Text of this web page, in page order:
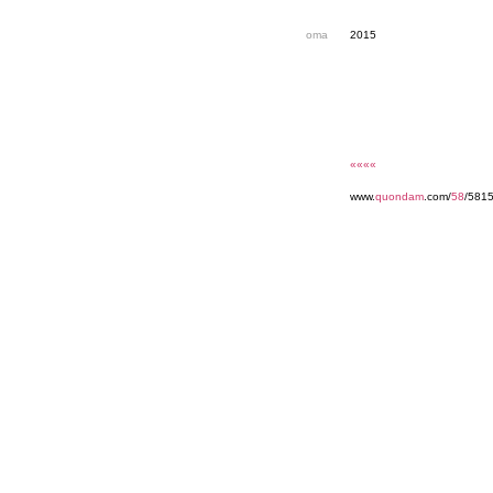
oma 2015
««««
www.quondam .com/58/